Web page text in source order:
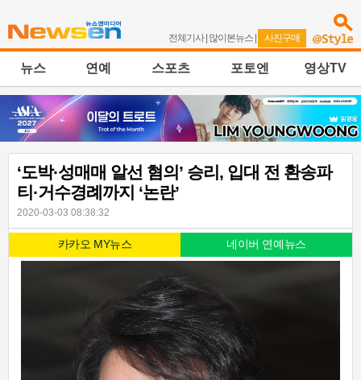
전체기사| 많이본뉴스 | 사진구매
뉴스 연예 스포츠 포토엔 영상TV
‘도박·성매매 알선 혐의’ 승리, 입대 전 환송파
티·거수경례까지 ‘논란’
2020-03-03 08:38:32
카카오 MY뉴스 네이버 연예뉴스